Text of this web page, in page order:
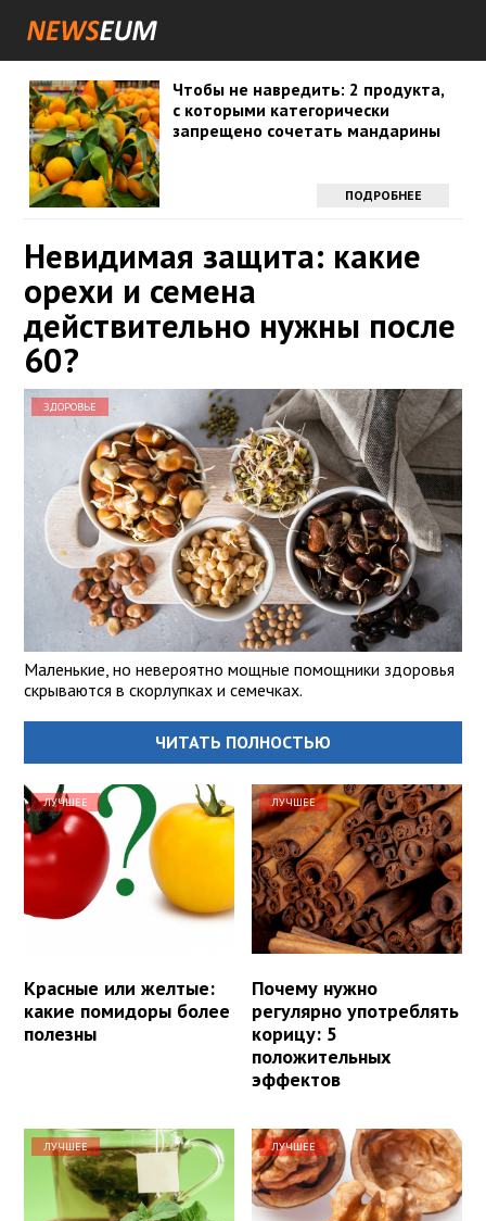
Чтобы не навредить: 2 продукта,
с которыми категорически
запрещено сочетать мандарины
ПОДРОБНЕЕ
Невидимая защита: какие
орехи и семена
действительно нужны после
60?
ЗДОРОВЬЕ
Маленькие, но невероятно мощные помощники здоровья
скрываются в скорлупках и семечках.
ЧИТАТЬ ПОЛНОСТЬЮ
ЛУЧШЕЕ
Красные или желтые:
какие помидоры более
полезны
ЛУЧШЕЕ
Почему нужно
регулярно употреблять
корицу: 5
положительных
эффектов
ЛУЧШЕЕ ЛУЧШЕЕ